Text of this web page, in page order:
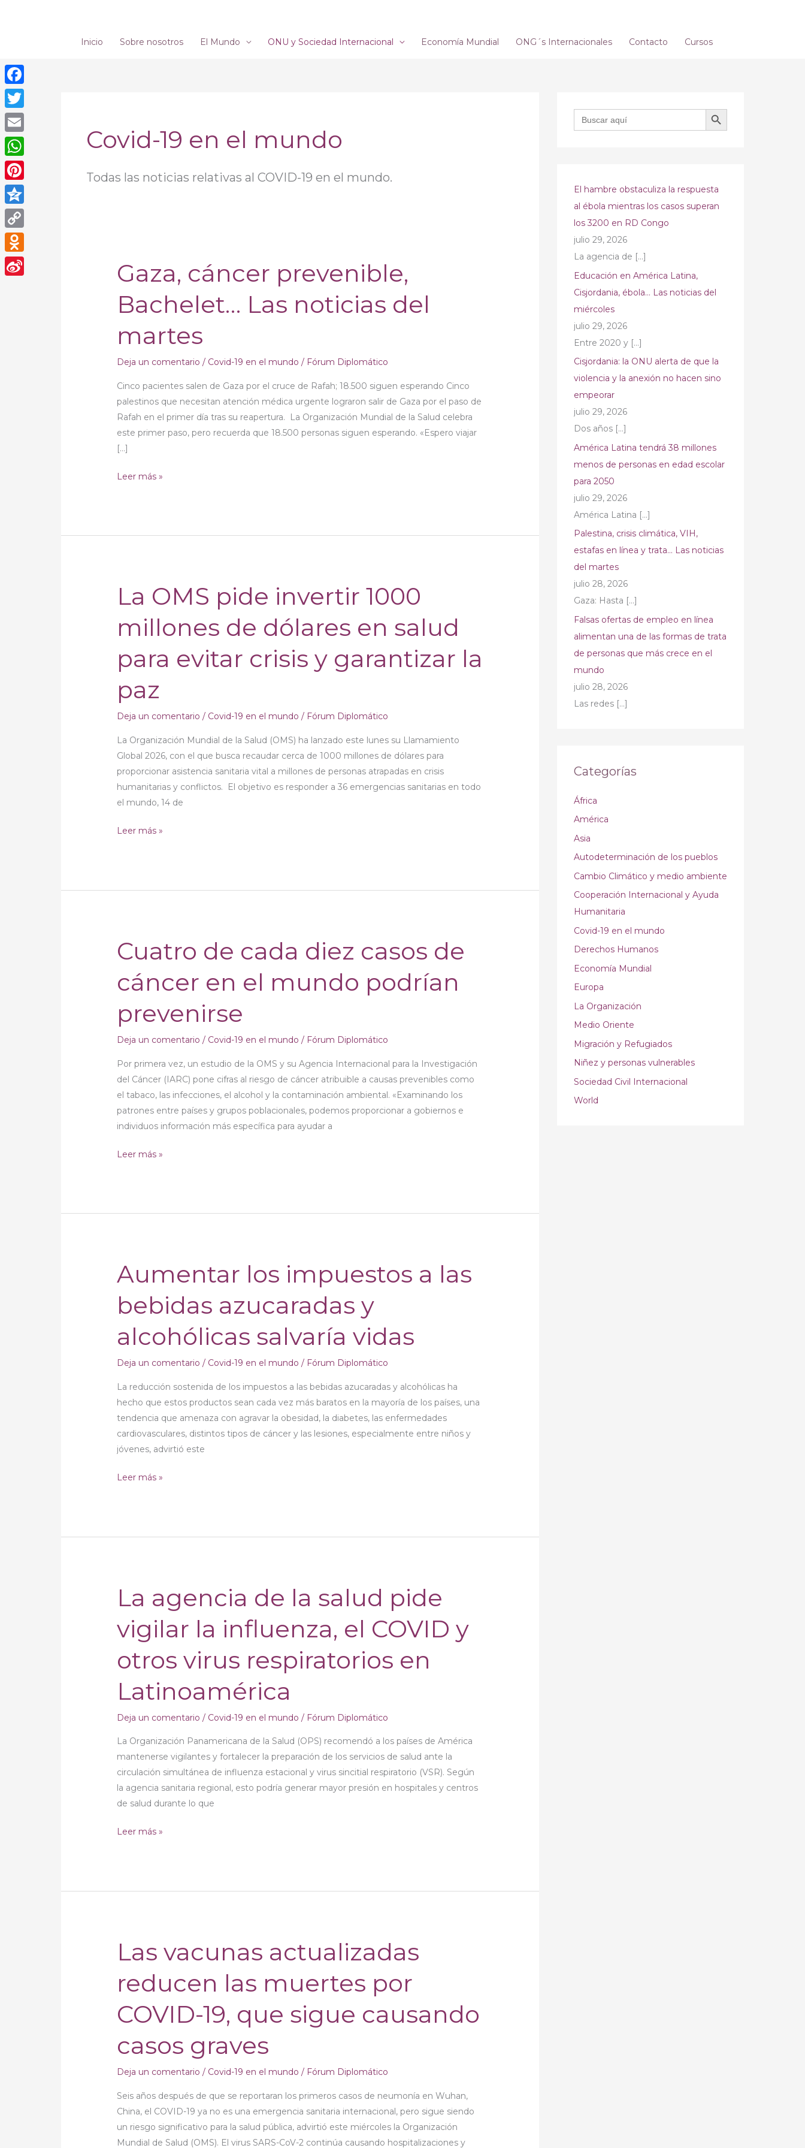
Inicio Sobre nosotros El Mundo ONU y Sociedad Internacional Economía Mundial ONG´s Internacionales Contacto Cursos
Covid-19 en el mundo
Todas las noticias relativas al COVID-19 en el mundo.
Gaza, cáncer prevenible,
Bachelet… Las noticias del
martes
Deja un comentario / Covid-19 en el mundo / Fórum Diplomático
Cinco pacientes salen de Gaza por el cruce de Rafah; 18.500 siguen esperando Cinco
palestinos que necesitan atención médica urgente lograron salir de Gaza por el paso de
Rafah en el primer día tras su reapertura. La Organización Mundial de la Salud celebra
este primer paso, pero recuerda que 18.500 personas siguen esperando. «Espero viajar
[…]
Gaza,
cáncer
prevenible,
Bachelet…
noticias
del
Leer más »
La OMS pide invertir 1000
millones de dólares en salud
para evitar crisis y garantizar la
paz
Deja un comentario / Covid-19 en el mundo / Fórum Diplomático
La Organización Mundial de la Salud (OMS) ha lanzado este lunes su Llamamiento
Global 2026, con el que busca recaudar cerca de 1000 millones de dólares para
proporcionar asistencia sanitaria vital a millones de personas atrapadas en crisis
humanitarias y conflictos. El objetivo es responder a 36 emergencias sanitarias en todo
el mundo, 14 de
La
OMS
invertir
millones
dólares
en
para
evitar
crisis
y
garantizar
paz
Leer más »
Cuatro de cada diez casos de
cáncer en el mundo podrían
prevenirse
Deja un comentario / Covid-19 en el mundo / Fórum Diplomático
Por primera vez, un estudio de la OMS y su Agencia Internacional para la Investigación
del Cáncer (IARC) pone cifras al riesgo de cáncer atribuible a causas prevenibles como
el tabaco, las infecciones, el alcohol y la contaminación ambiental. «Examinando los
patrones entre países y grupos poblacionales, podemos proporcionar a gobiernos e
individuos información más específica para ayudar a
Cuatro
de
cada
diez
de
cáncer
el
mundo
podrían
prevenirse
Leer más »
Aumentar los impuestos a las
bebidas azucaradas y
alcohólicas salvaría vidas
Deja un comentario / Covid-19 en el mundo / Fórum Diplomático
La reducción sostenida de los impuestos a las bebidas azucaradas y alcohólicas ha
hecho que estos productos sean cada vez más baratos en la mayoría de los países, una
tendencia que amenaza con agravar la obesidad, la diabetes, las enfermedades
cardiovasculares, distintos tipos de cáncer y las lesiones, especialmente entre niños y
jóvenes, advirtió este
Aumentar
los
impuestos
a
bebidas
azucaradas
alcohólicas
salvaría
vidas
Leer más »
La agencia de la salud pide
vigilar la influenza, el COVID y
otros virus respiratorios en
Latinoamérica
Deja un comentario / Covid-19 en el mundo / Fórum Diplomático
La Organización Panamericana de la Salud (OPS) recomendó a los países de América
mantenerse vigilantes y fortalecer la preparación de los servicios de salud ante la
circulación simultánea de influenza estacional y virus sincitial respiratorio (VSR). Según
la agencia sanitaria regional, esto podría generar mayor presión en hospitales y centros
de salud durante lo que
La
agencia
la
salud
pide
vigilar
la
influenza,
COVID
y
otros
virus
respiratorios
Leer más »
Las vacunas actualizadas
reducen las muertes por
COVID-19, que sigue causando
casos graves
Deja un comentario / Covid-19 en el mundo / Fórum Diplomático
Seis años después de que se reportaran los primeros casos de neumonía en Wuhan,
China, el COVID-19 ya no es una emergencia sanitaria internacional, pero sigue siendo
un riesgo significativo para la salud pública, advirtió este miércoles la Organización
Mundial de Salud (OMS). El virus SARS-CoV-2 continúa causando hospitalizaciones y
Las
vacunas
actualizadas
reducen
las
muertes
COVID-
19,
sigue
causando
casos
Buscar: BOTÓN DE BÚSQUEDA
El hambre obstaculiza la respuesta
al ébola mientras los casos superan
los 3200 en RD Congo
julio 29, 2026
La agencia de […]
Educación en América Latina,
Cisjordania, ébola… Las noticias del
miércoles
julio 29, 2026
Entre 2020 y […]
Cisjordania: la ONU alerta de que la
violencia y la anexión no hacen sino
empeorar
julio 29, 2026
Dos años […]
América Latina tendrá 38 millones
menos de personas en edad escolar
para 2050
julio 29, 2026
América Latina […]
Palestina, crisis climática, VIH,
estafas en línea y trata… Las noticias
del martes
julio 28, 2026
Gaza: Hasta […]
Falsas ofertas de empleo en línea
alimentan una de las formas de trata
de personas que más crece en el
mundo
julio 28, 2026
Las redes […]
Categorías
África
América
Asia
Autodeterminación de los pueblos
Cambio Climático y medio ambiente
Cooperación Internacional y Ayuda
Humanitaria
Covid-19 en el mundo
Derechos Humanos
Economía Mundial
Europa
La Organización
Medio Oriente
Migración y Refugiados
Niñez y personas vulnerables
Sociedad Civil Internacional
World
Facebook
Twitter
Email
WhatsApp
Pinterest
Qzone
Copy
Link
Odnoklassniki